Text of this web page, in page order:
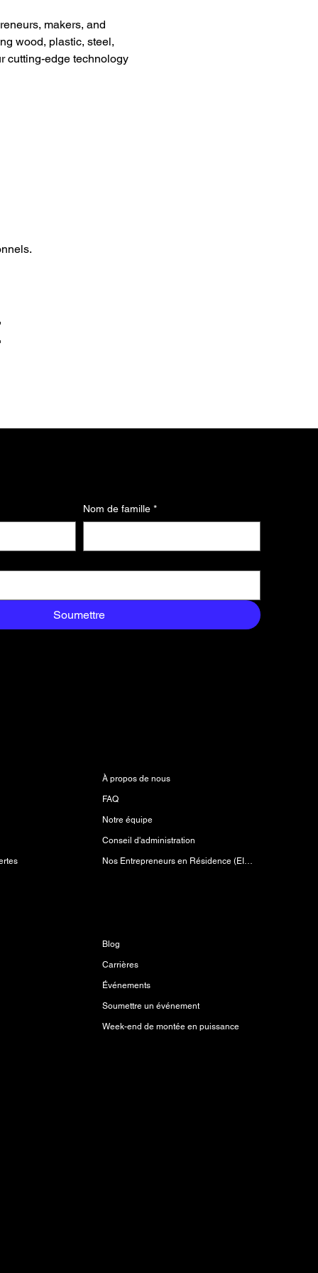
makers, and
wood, plastic, steel,
cutting-edge technology
Nom de famille *
Soumettre
À propos de nous
FAQ
Notre équipe
Conseil d'administration
Nos Entrepreneurs en Résidence (EIR)
Blog
Carrières
Événements
Soumettre un événement
Week-end de montée en puissance